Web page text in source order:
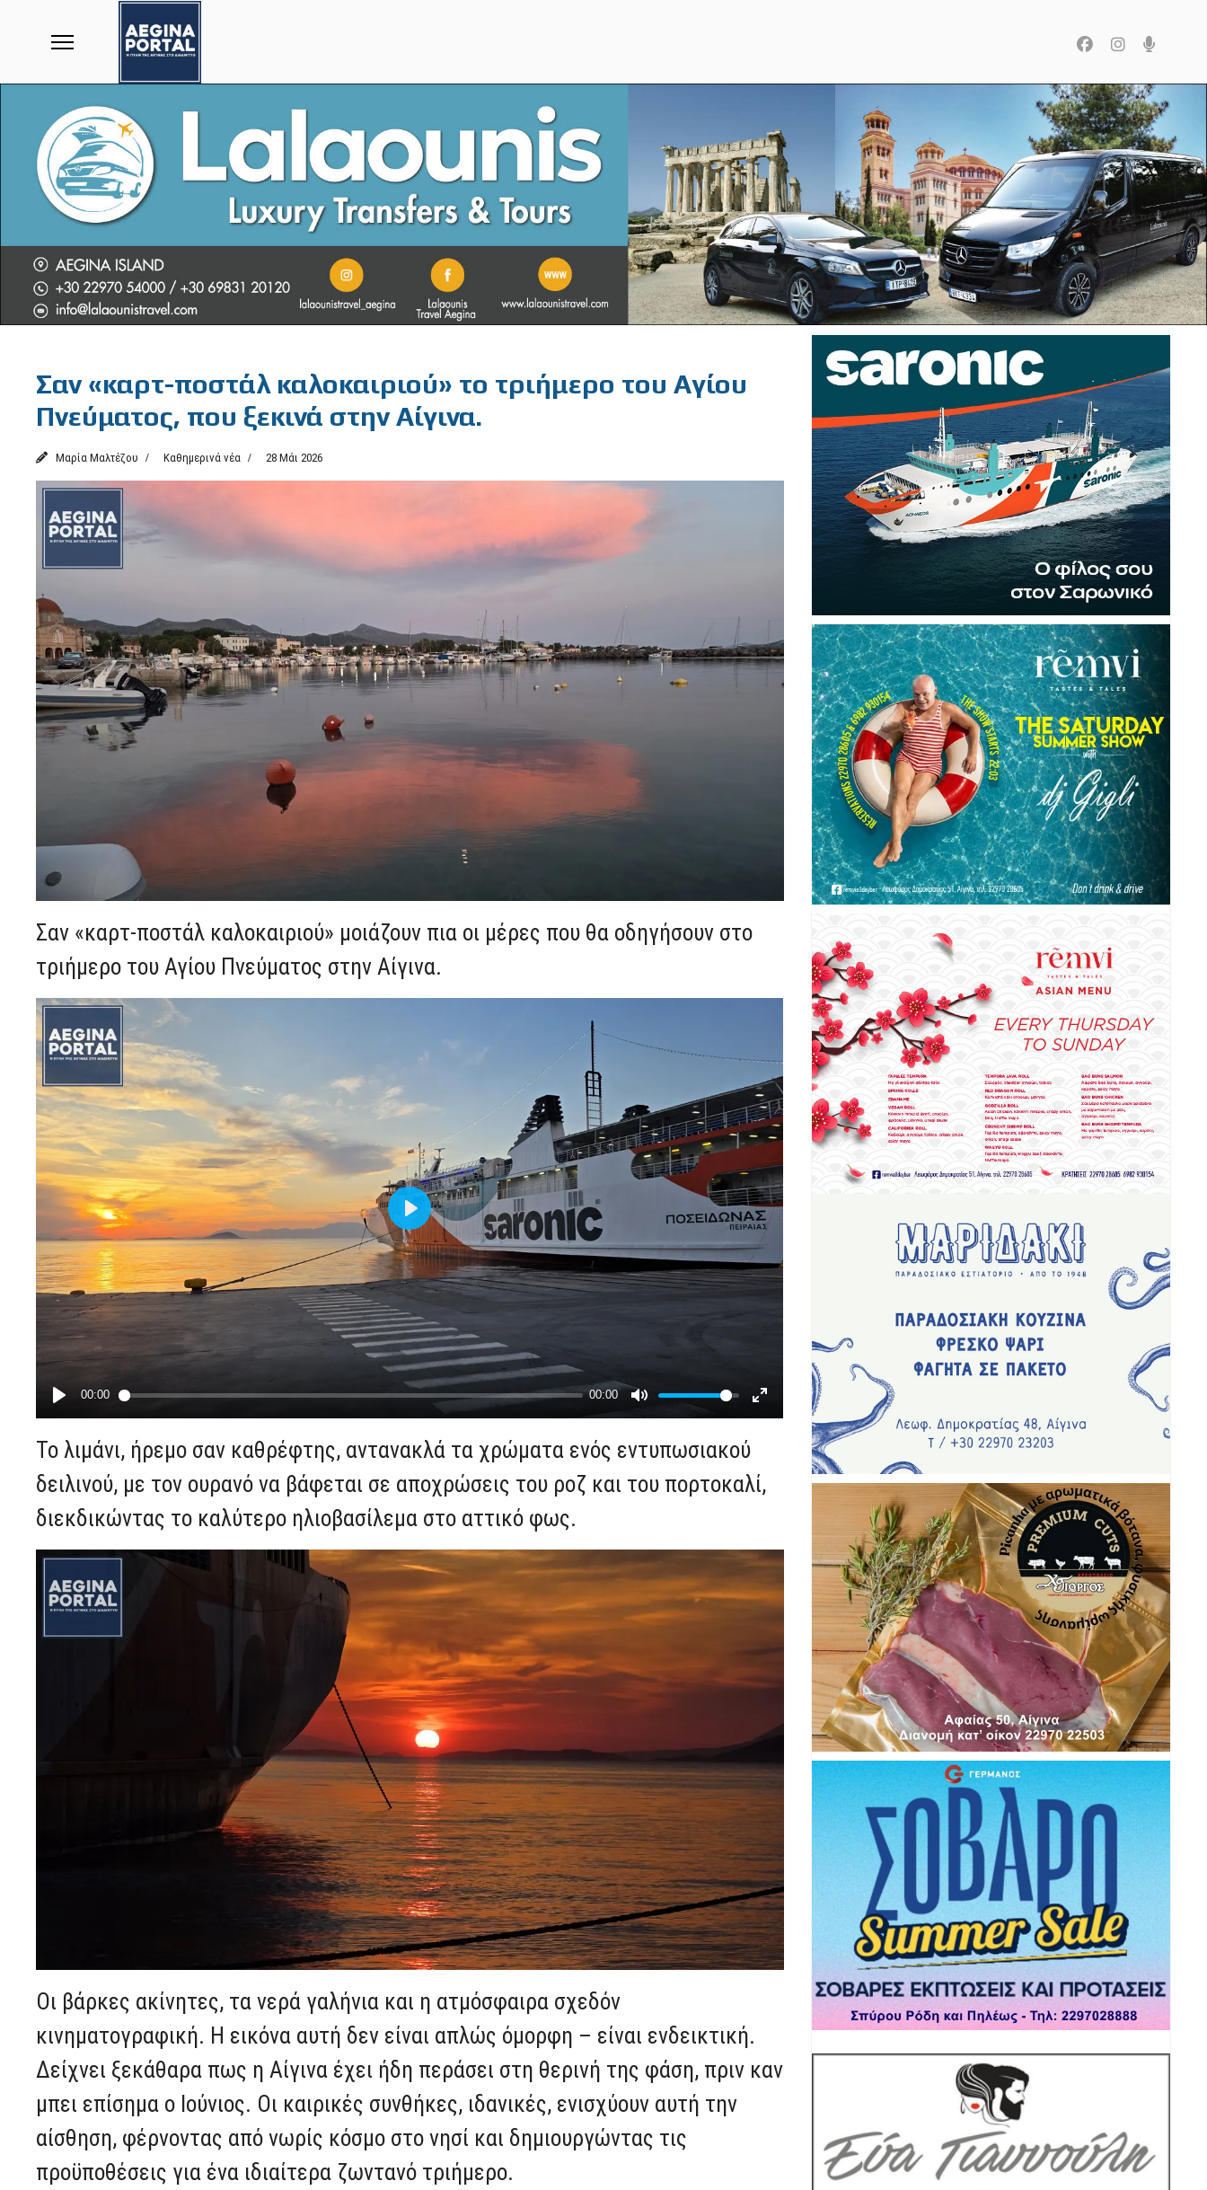
Σαν «καρτ-ποστάλ καλοκαιριού» το τριήμερο του Αγίου
Πνεύματος, που ξεκινά στην Αίγινα.
Μαρία Μαλτέζου Καθημερινά νέα 28 Μάι 2026
Σαν «καρτ-ποστάλ καλοκαιριού» μοιάζουν πια οι μέρες που θα οδηγήσουν στο
τριήμερο του Αγίου Πνεύματος στην Αίγινα.
Το λιμάνι, ήρεμο σαν καθρέφτης, αντανακλά τα χρώματα ενός εντυπωσιακού
δειλινού, με τον ουρανό να βάφεται σε αποχρώσεις του ροζ και του πορτοκαλί,
διεκδικώντας το καλύτερο ηλιοβασίλεμα στο αττικό φως.
Οι βάρκες ακίνητες, τα νερά γαλήνια και η ατμόσφαιρα σχεδόν
κινηματογραφική. Η εικόνα αυτή δεν είναι απλώς όμορφη – είναι ενδεικτική.
Δείχνει ξεκάθαρα πως η Αίγινα έχει ήδη περάσει στη θερινή της φάση, πριν καν
μπει επίσημα ο Ιούνιος. Οι καιρικές συνθήκες, ιδανικές, ενισχύουν αυτή την
αίσθηση, φέρνοντας από νωρίς κόσμο στο νησί και δημιουργώντας τις
προϋποθέσεις για ένα ιδιαίτερα ζωντανό τριήμερο.